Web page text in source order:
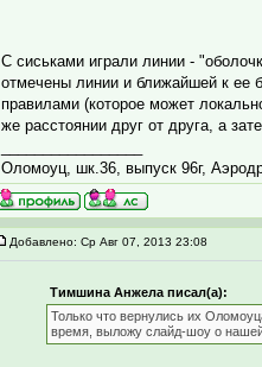
С сиськами играли линии -
отмечены линии и ближайшей к ее
правилами (которое может
же расстоянии друг от друга, а
Оломоуц, шк.36, выпуск 96г,
Добавлено: Ср Авг 07, 2013 23:08
Тимшина Анжела писал(а):
Только что вернулись их
время, выложу слайд-шоу о